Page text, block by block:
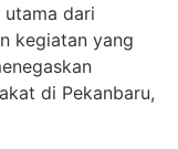
utama dari
kegiatan yang
di Pekanbaru,